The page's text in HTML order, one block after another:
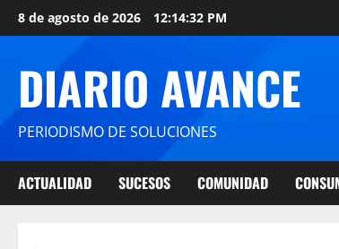
8 de agosto de 2026 12:14:32 PM
DIARIO AVANCE
PERIODISMO DE SOLUCIONES
ACTUALIDAD SUCESOS COMUNIDAD